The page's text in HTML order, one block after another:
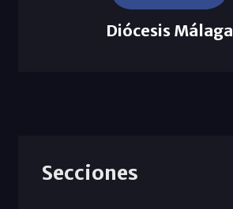
Diócesis Málaga
Secciones